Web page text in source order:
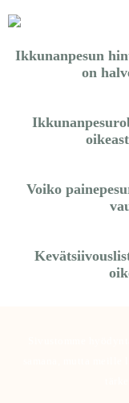
Ikkunanpesun
on
Voiko